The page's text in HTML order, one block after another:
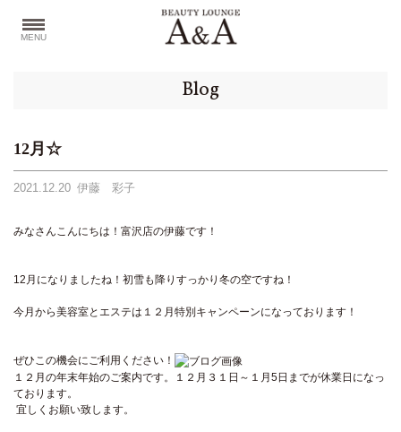
MENU
Blog
12月☆
2021.12.20 伊藤 彩子
みなさんこんにちは！富沢店の伊藤です！
12月になりましたね！初雪も降りすっかり冬の空ですね！
今月から美容室とエステは１２月特別キャンペーンになっております！
ぜひこの機会にご利用ください！
１２月の年末年始のご案内です。１２月３１日～１月5日までが休業日になっ
ております。
宜しくお願い致します。